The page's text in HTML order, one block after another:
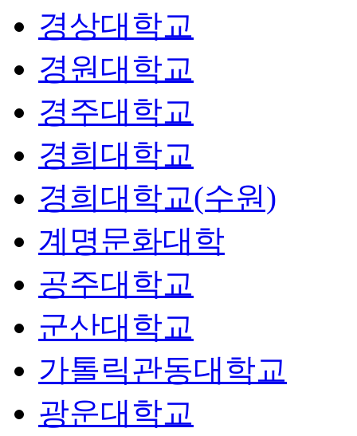
경상대학교
경원대학교
경주대학교
경희대학교
경희대학교(수원)
계명문화대학
공주대학교
군산대학교
가톨릭관동대학교
광운대학교